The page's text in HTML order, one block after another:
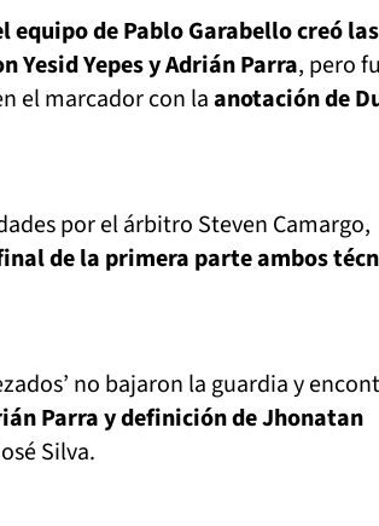
equipo de Pablo Garabello creó las
Yesid Yepes y Adrián Parra, pero
el marcador con laanotación de
por el árbitro Steven Camargo,
de la primera parte ambos
no bajaron la guardia y
Parra y definición de Jhonatan
Silva.